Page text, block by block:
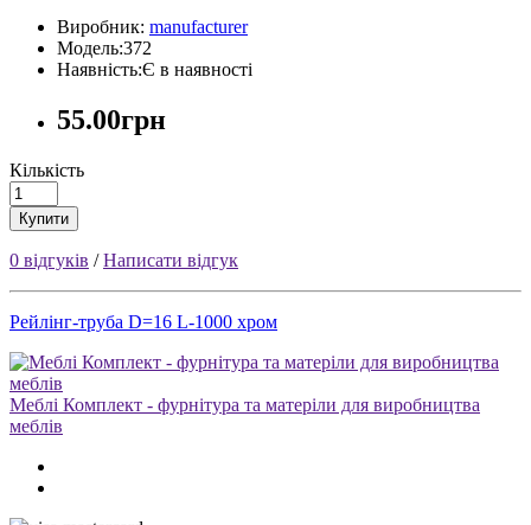
Виробник: manufacturer
Модель:372
Наявність:Є в наявності
55.00грн
Кількість
Купити
0 відгуків /Написати відгук
Рейлінг-труба D=16 L-1000 хром
Меблі Комплект - фурнітура та матеріли для виробництва
меблів